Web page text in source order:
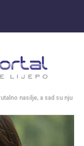
nasilje, a sad su nju